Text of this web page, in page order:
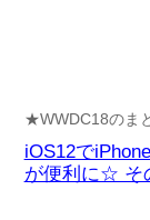
★WWDC18のま
iOS12で
が便利に☆ そ